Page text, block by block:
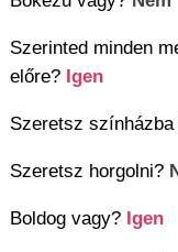
Szerinted minden
előre? Igen
Szeretsz színházba
Szeretsz horgolni?
Boldog vagy? Igen